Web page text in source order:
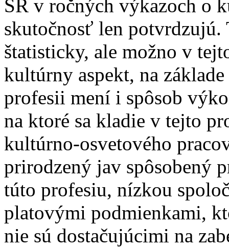
SR v ročných výkazoch o
skutočnosť len potvrdzujú.
štatisticky, ale možno v
kultúrny aspekt, na
profesii mení i spôsob
na ktoré sa kladie v tejto
kultúrno-osvetového
prirodzený jav spôsobený
túto profesiu, nízkou
platovými podmienkami,
nie sú dostačujúcimi na